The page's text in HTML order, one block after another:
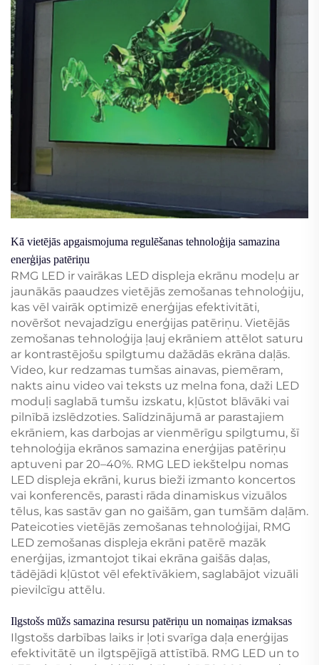
Kā vietējās apgaismojuma regulēšanas tehnoloģija samazina
enerģijas patēriņu
RMG LED ir vairākas LED displeja ekrānu modeļu ar
jaunākās paaudzes vietējās zemošanas tehnoloģiju,
kas vēl vairāk optimizē enerģijas efektivitāti,
novēršot nevajadzīgu enerģijas patēriņu. Vietējās
zemošanas tehnoloģija ļauj ekrāniem attēlot saturu
ar kontrastējošu spilgtumu dažādās ekrāna daļās.
Video, kur redzamas tumšas ainavas, piemēram,
nakts ainu video vai teksts uz melna fona, daži LED
moduļi saglabā tumšu izskatu, kļūstot blāvāki vai
pilnībā izslēdzoties. Salīdzinājumā ar parastajiem
ekrāniem, kas darbojas ar vienmērīgu spilgtumu, šī
tehnoloģija ekrānos samazina enerģijas patēriņu
aptuveni par 20–40%. RMG LED iekštelpu nomas
LED displeja ekrāni, kurus bieži izmanto koncertos
vai konferencēs, parasti rāda dinamiskus vizuālos
tēlus, kas sastāv gan no gaišām, gan tumšām daļām.
Pateicoties vietējās zemošanas tehnoloģijai, RMG
LED zemošanas displeja ekrāni patērē mazāk
enerģijas, izmantojot tikai ekrāna gaišās daļas,
tādējādi kļūstot vēl efektīvākiem, saglabājot vizuāli
pievilcīgu attēlu.
Ilgstošs mūžs samazina resursu patēriņu un nomaiņas izmaksas
Ilgstošs darbības laiks ir ļoti svarīga daļa enerģijas
efektivitātē un ilgtspējīgā attīstībā. RMG LED un to